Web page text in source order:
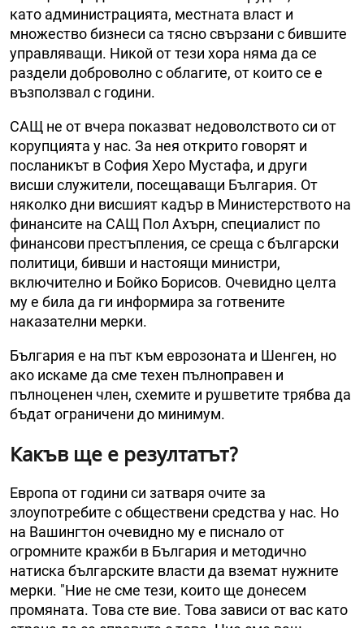
като администрацията, местната власт и
множество бизнеси са тясно свързани с бившите
управляващи. Никой от тези хора няма да се
раздели доброволно с облагите, от които се е
възползвал с години.
САЩ не от вчера показват недоволството си от
корупцията у нас. За нея открито говорят и
посланикът в София Херо Мустафа, и други
висши служители, посещаващи България. От
няколко дни висшият кадър в Министерството на
финансите на САЩ Пол Ахърн, специалист по
финансови престъпления, се среща с български
политици, бивши и настоящи министри,
включително и Бойко Борисов. Очевидно целта
му е била да ги информира за готвените
наказателни мерки.
България е на път към еврозоната и Шенген, но
ако искаме да сме техен пълноправен и
пълноценен член, схемите и рушветите трябва да
бъдат ограничени до минимум.
Какъв ще е резултатът?
Европа от години си затваря очите за
злоупотребите с обществени средства у нас. Но
на Вашингтон очевидно му е писнало от
огромните кражби в България и методично
натиска българските власти да вземат нужните
мерки. "Ние не сме тези, които ще донесем
промяната. Това сте вие. Това зависи от вас като